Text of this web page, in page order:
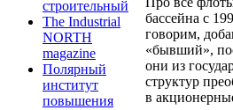
строительный
The Industrial
NORTH
magazine
Полярный
институт
повышения
бассейна с
говорим,
«бывший»,
они из
структур
в